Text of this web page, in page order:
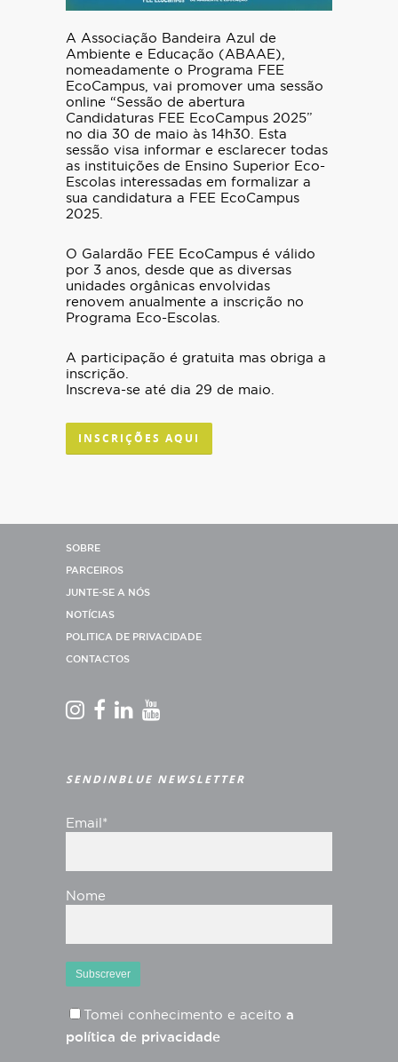
A Associação Bandeira Azul de
Ambiente e Educação (ABAAE),
nomeadamente o Programa FEE
EcoCampus, vai promover uma sessão
online “Sessão de abertura
Candidaturas FEE EcoCampus 2025”
no dia 30 de maio às 14h30. Esta
sessão visa informar e esclarecer todas
as instituições de Ensino Superior Eco-
Escolas interessadas em formalizar a
sua candidatura a FEE EcoCampus
2025.
O Galardão FEE EcoCampus é válido
por 3 anos, desde que as diversas
unidades orgânicas envolvidas
renovem anualmente a inscrição no
Programa Eco-Escolas.
A participação é gratuita mas obriga a
inscrição.
Inscreva-se até dia 29 de maio.
INSCRIÇÕES AQUI
SOBRE
PARCEIROS
JUNTE-SE A NÓS
NOTÍCIAS
POLITICA DE PRIVACIDADE
CONTACTOS
SENDINBLUE NEWSLETTER
Email*
Nome
Tomei conhecimento e aceito a
política de privacidade